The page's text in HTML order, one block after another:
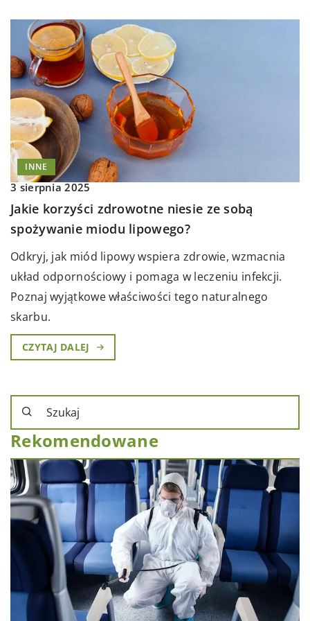
INNE
3 sierpnia 2025
Jakie korzyści zdrowotne niesie ze sobą
spożywanie miodu lipowego?
Odkryj, jak miód lipowy wspiera zdrowie, wzmacnia
układ odpornościowy i pomaga w leczeniu infekcji.
Poznaj wyjątkowe właściwości tego naturalnego
skarbu.
CZYTAJ DALEJ
Rekomendowane